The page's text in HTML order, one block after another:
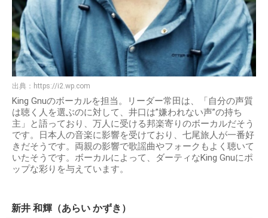
出典： https://i2.wp.com
King Gnuのボーカルを担当。リーダー常田は、「自分の声質
は聴く人を選ぶのに対して、井口は”嫌われない声”の持ち
主」と語っており、万人に受ける邦楽寄りのボーカルだそう
です。日本人の音楽に影響を受けており、七尾旅人が一番好
きだそうです。両親の影響で歌謡曲やフォークもよく聴いて
いたそうです。ボーカルによって、ダーティなKing Gnuにポ
ップな彩りを与えています。
新井 和輝（あらい かずき）